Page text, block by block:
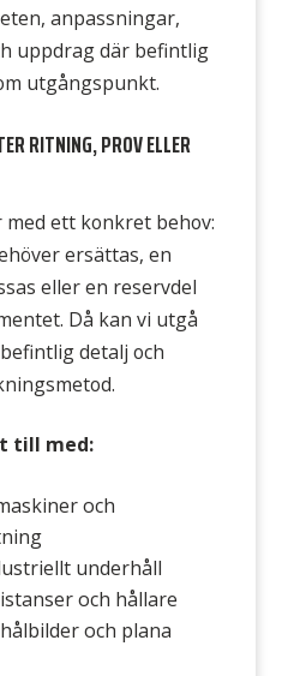
anpassningar,
uppdrag där befintlig
utgångspunkt.
RITNING, PROV ELLER
ett konkret behov:
ersättas, en
eller en reservdel
Då kan vi utgå
detalj och
till med:
och
underhåll
och hållare
och plana